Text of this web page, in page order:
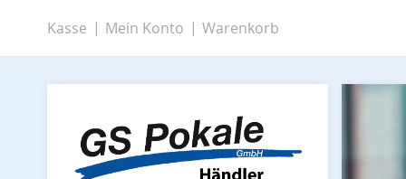
Zum
Inhalt
springen
Kasse Mein Konto Warenkorb